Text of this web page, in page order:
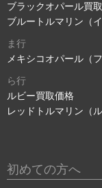
ブラックオパール買
ブルートルマリン（
ま行
メキシコオパール（
ら行
ルビー買取価格
レッドトルマリン（
初めての方へ